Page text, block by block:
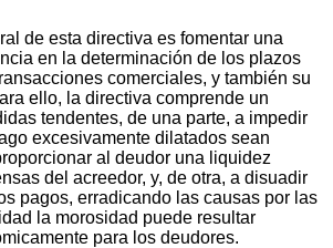
de esta directiva es fomentar una
en la determinación de los plazos
comerciales, y también su
ello, la directiva comprende un
tendentes, de una parte, a impedir
excesivamente dilatados sean
al deudor una liquidez
del acreedor, y, de otra, a disuadir
pagos, erradicando las causas por las
la morosidad puede resultar
para los deudores.